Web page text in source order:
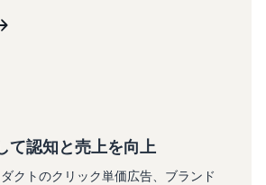
て認知と売上を向上
クトのクリック単価広告、ブランド